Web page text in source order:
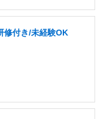
修付き/未経験OK